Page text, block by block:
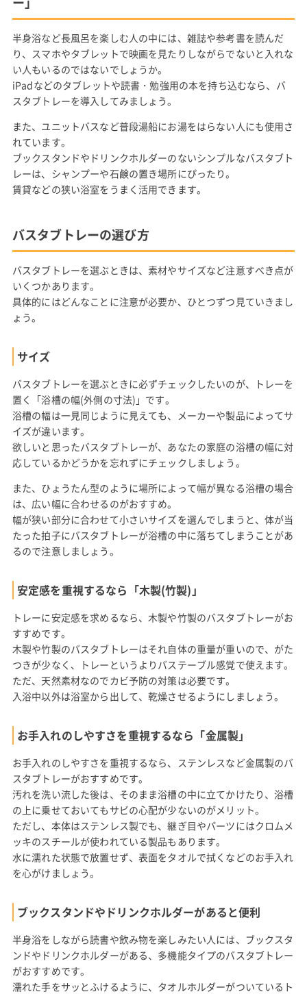
半身浴など長風呂を楽しむ人の中には、雑誌や参考書を読んだ
り、スマホやタブレットで映画を見たりしながらでないと入れな
い人もいるのではないでしょうか。
iPadなどのタブレットや読書・勉強用の本を持ち込むなら、バ
スタブトレーを導入してみましょう。
また、ユニットバスなど普段湯船にお湯をはらない人にも使用さ
れています。
ブックスタンドやドリンクホルダーのないシンプルなバスタブト
レーは、シャンプーや石鹸の置き場所にぴったり。
賃貸などの狭い浴室をうまく活用できます。
バスタブトレーの選び方
バスタブトレーを選ぶときは、素材やサイズなど注意すべき点が
いくつかあります。
具体的にはどんなことに注意が必要か、ひとつずつ見ていきまし
ょう。
サイズ
バスタブトレーを選ぶときに必ずチェックしたいのが、トレーを
置く「浴槽の幅(外側の寸法)」です。
浴槽の幅は一見同じように見えても、メーカーや製品によってサ
イズが違います。
欲しいと思ったバスタブトレーが、あなたの家庭の浴槽の幅に対
応しているかどうかを忘れずにチェックしましょう。
また、ひょうたん型のように場所によって幅が異なる浴槽の場合
は、広い幅に合わせるのがおすすめ。
幅が狭い部分に合わせて小さいサイズを選んでしまうと、体が当
たった拍子にバスタブトレーが浴槽の中に落ちてしまうことがあ
るので注意しましょう。
安定感を重視するなら「木製(竹製)」
トレーに安定感を求めるなら、木製や竹製のバスタブトレーがお
すすめです。
木製や竹製のバスタブトレーはそれ自体の重量が重いので、がた
つきが少なく、トレーというよりバステーブル感覚で使えます。
ただ、天然素材なのでカビ予防の対策は必要です。
入浴中以外は浴室から出して、乾燥させるようにしましょう。
お手入れのしやすさを重視するなら「金属製」
お手入れのしやすさを重視するなら、ステンレスなど金属製のバ
スタブトレーがおすすめです。
汚れを洗い流した後は、そのまま浴槽の中に立てかけたり、浴槽
の上に乗せておいてもサビの心配が少ないのがメリット。
ただし、本体はステンレス製でも、継ぎ目やパーツにはクロムメ
ッキのスチールが使われている製品もあります。
水に濡れた状態で放置せず、表面をタオルで拭くなどのお手入れ
を心がけましょう。
ブックスタンドやドリンクホルダーがあると便利
半身浴をしながら読書や飲み物を楽しみたい人には、ブックスタ
ンドやドリンクホルダーがある、多機能タイプのバスタブトレー
がおすすめです。
濡れた手をサッとふけるように、タオルホルダーがついているト